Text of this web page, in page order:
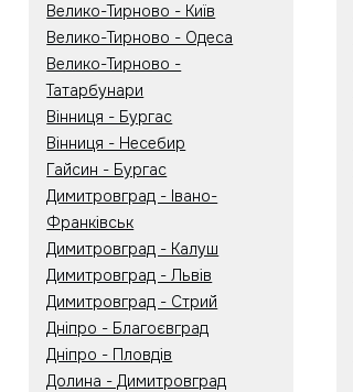
Велико-Тирново - Київ
Велико-Тирново - Одеса
Велико-Тирново -
Татарбунари
Вінниця - Бургас
Вінниця - Несебир
Гайсин - Бургас
Димитровград - Івано-
Франківськ
Димитровград - Калуш
Димитровград - Львів
Димитровград - Стрий
Дніпро - Благоєвград
Дніпро - Пловдів
Долина - Димитровград